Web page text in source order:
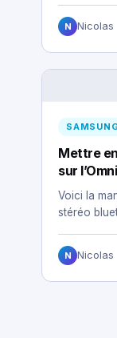
N Nicolas
Mettre
sur
Voici la
stéréo
N Nicolas